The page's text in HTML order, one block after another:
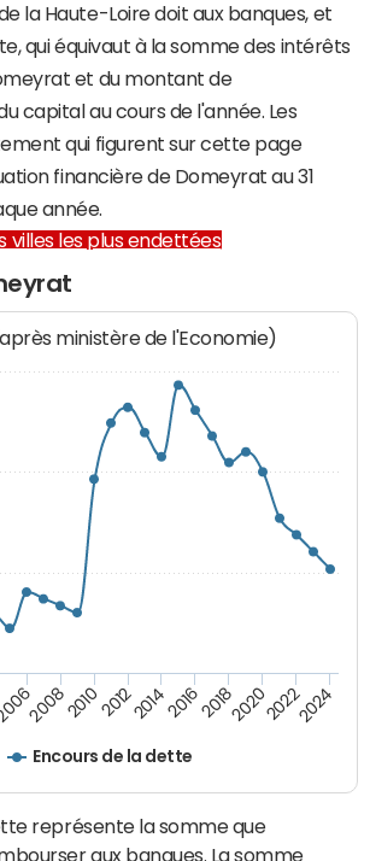
la Haute-Loire doit aux banques, et
qui équivaut à la somme des intérêts
et du montant de
capital au cours de l'année. Les
qui figurent sur cette page
financière de Domeyrat au 31
année.
villes les plus endettées
ministère de l'Economie)
Encours de la dette
200820102012201420162018202020222024
représente la somme que
aux banques. La somme